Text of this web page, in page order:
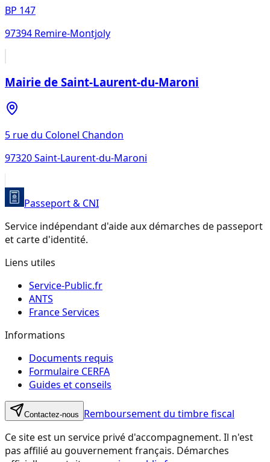
BP 147
97394 Remire-Montjoly
Mairie de Saint-Laurent-du-Maroni
5 rue du Colonel Chandon
97320Saint-Laurent-du-Maroni
Passeport & CNI
Service indépendant d'aide aux démarches de passeport
et carte d'identité.
Liens utiles
Service-Public.fr
ANTS
France Services
Informations
Documents requis
Formulaire CERFA
Guides et conseils
Contactez-nous
Remboursement du timbre fiscal
Ce site est un service privé d'accompagnement. Il n'est
pas affilié au gouvernement français. Démarches